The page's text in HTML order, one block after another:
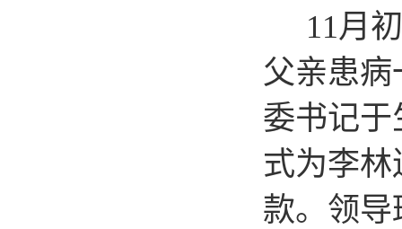
11月
父亲患
委书记于
式为李
款。领